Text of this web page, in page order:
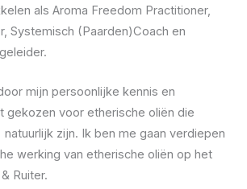
als Aroma Freedom Practitioner,
Systemisch (Paarden)Coach en
mijn persoonlijke kennis en
gekozen voor etherische oliën die
natuurlijk zijn. Ik ben me gaan verdiepen
werking van etherische oliën op het
Ruiter.